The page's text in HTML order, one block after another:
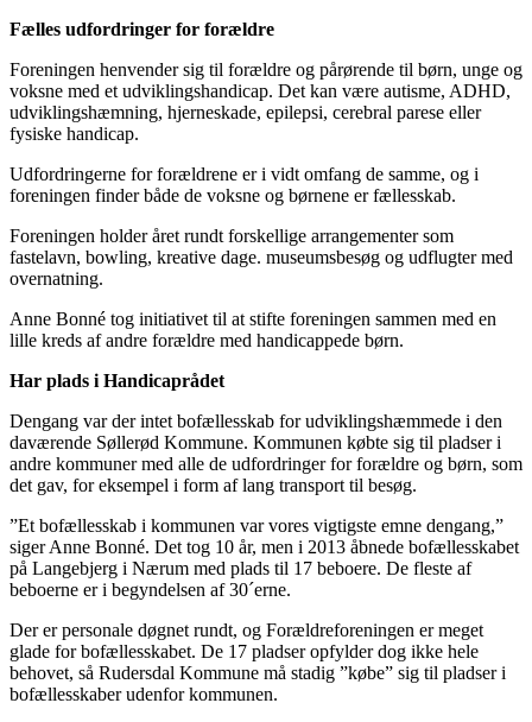
Fælles udfordringer for forældre
Foreningen henvender sig til forældre og pårørende til børn, unge og
voksne med et udviklingshandicap. Det kan være autisme, ADHD,
udviklingshæmning, hjerneskade, epilepsi, cerebral parese eller
fysiske handicap.
Udfordringerne for forældrene er i vidt omfang de samme, og i
foreningen finder både de voksne og børnene er fællesskab.
Foreningen holder året rundt forskellige arrangementer som
fastelavn, bowling, kreative dage. museumsbesøg og udflugter med
overnatning.
Anne Bonné tog initiativet til at stifte foreningen sammen med en
lille kreds af andre forældre med handicappede børn.
Har plads i Handicaprådet
Dengang var der intet bofællesskab for udviklingshæmmede i den
daværende Søllerød Kommune. Kommunen købte sig til pladser i
andre kommuner med alle de udfordringer for forældre og børn, som
det gav, for eksempel i form af lang transport til besøg.
”Et bofællesskab i kommunen var vores vigtigste emne dengang,”
siger Anne Bonné. Det tog 10 år, men i 2013 åbnede bofællesskabet
på Langebjerg i Nærum med plads til 17 beboere. De fleste af
beboerne er i begyndelsen af 30´erne.
Der er personale døgnet rundt, og Forældreforeningen er meget
glade for bofællesskabet. De 17 pladser opfylder dog ikke hele
behovet, så Rudersdal Kommune må stadig ”købe” sig til pladser i
bofællesskaber udenfor kommunen.